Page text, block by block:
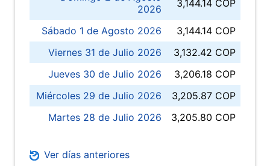
2026
3,144.14 COP
Sábado 1 de Agosto 2026
3,144.14 COP
Viernes 31 de Julio 2026
3,132.42 COP
Jueves 30 de Julio 2026
3,206.18 COP
Miércoles 29 de Julio 2026
3,205.87 COP
Martes 28 de Julio 2026
3,205.80 COP
Ver días anteriores